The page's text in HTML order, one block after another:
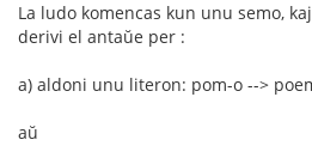
La ludo komencas kun unu semo,
derivi el antaŭe per :
a) aldoni unu literon: pom-o -->
aŭ